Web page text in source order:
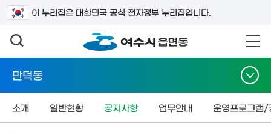
이 누리집은 대한민국 공식 전자정부 누리집입니다.
검색어를 입력하세요
만덕동
소개 일반현황 공지사항 업무안내 운영프로그램/